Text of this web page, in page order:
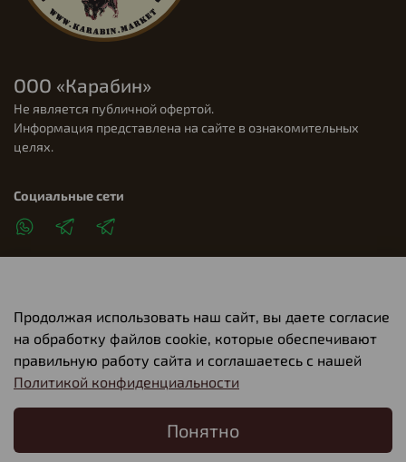
Клиентам
О компании
ООО «Карабин»
Не является публичной офертой.
Информация представлена на сайте в ознакомительных
целях.
Социальные сети
Продолжая использовать наш сайт, вы даете согласие
на обработку файлов cookie, которые обеспечивают
правильную работу сайта и соглашаетесь с нашей
Политикой конфиденциальности
Понятно